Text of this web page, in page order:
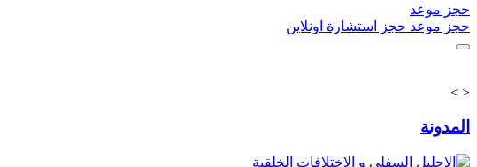
حجز موعد
حجز موعد حجز استشارة اونلاين
<
>
المدونة